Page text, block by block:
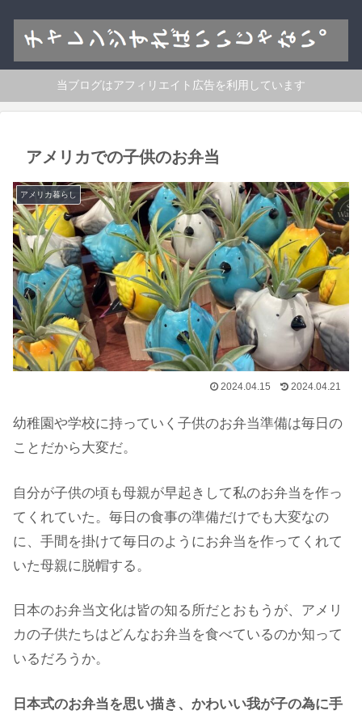
当ブログはアフィリエイト広告を利用しています
アメリカでの子供のお弁当
アメリカ暮らし
2024.04.15 2024.04.21
幼稚園や学校に持っていく子供のお弁当準備は毎日の
ことだから大変だ。
自分が子供の頃も母親が早起きして私のお弁当を作っ
てくれていた。毎日の食事の準備だけでも大変なの
に、手間を掛けて毎日のようにお弁当を作ってくれて
いた母親に脱帽する。
日本のお弁当文化は皆の知る所だとおもうが、アメリ
カの子供たちはどんなお弁当を食べているのか知って
いるだろうか。
日本式のお弁当を思い描き、かわいい我が子の為に手